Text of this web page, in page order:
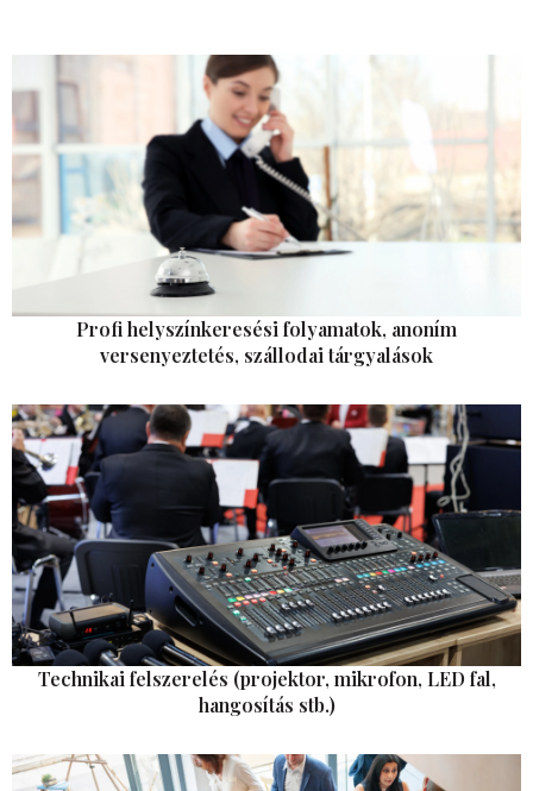
Profi helyszínkeresési folyamatok, anoním
versenyeztetés, szállodai tárgyalások
Technikai felszerelés (projektor, mikrofon, LED fal,
hangosítás stb.)